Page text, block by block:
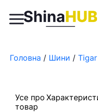
Головна / Шини / Tigar
Усе про
товар